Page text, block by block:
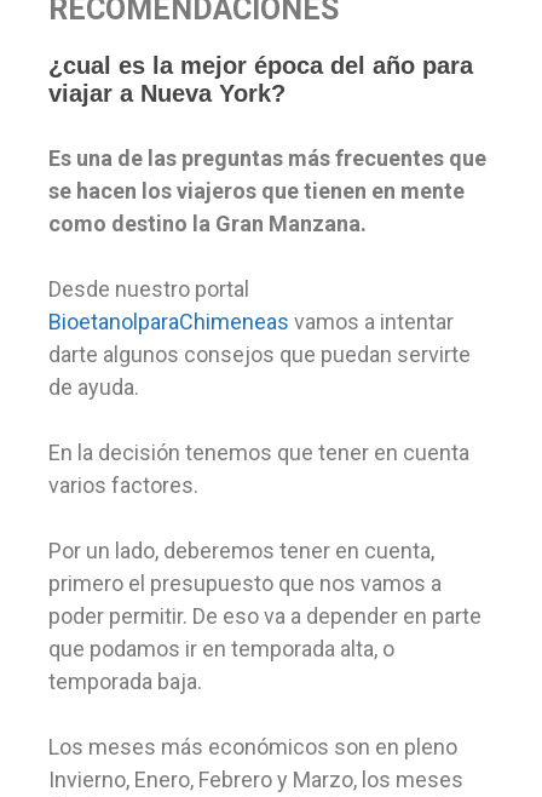
RECOMENDACIONES
¿cual es la mejor época del año para
viajar a Nueva York?
Es una de las preguntas más frecuentes que
se hacen los viajeros que tienen en mente
como destino la Gran Manzana.
Desde nuestro portal
BioetanolparaChimeneas vamos a intentar
darte algunos consejos que puedan servirte
de ayuda.
En la decisión tenemos que tener en cuenta
varios factores.
Por un lado, deberemos tener en cuenta,
primero el presupuesto que nos vamos a
poder permitir. De eso va a depender en parte
que podamos ir en temporada alta, o
temporada baja.
Los meses más económicos son en pleno
Invierno, Enero, Febrero y Marzo, los meses